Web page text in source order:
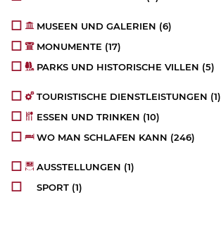
MUSEEN UND GALERIEN (6)
MONUMENTE (17)
PARKS UND HISTORISCHE VILLEN (5)
TOURISTISCHE DIENSTLEISTUNGEN (1)
ESSEN UND TRINKEN (10)
WO MAN SCHLAFEN KANN (246)
AUSSTELLUNGEN (1)
SPORT (1)